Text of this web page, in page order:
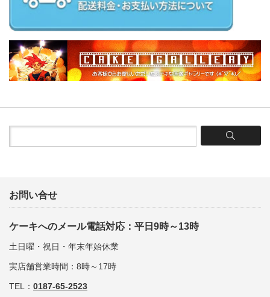
お問い合せ
ケーキへのメール電話対応：平日9時～13時
土日曜・祝日・年末年始休業
実店舗営業時間：8時～17時
TEL： 0187-65-2523